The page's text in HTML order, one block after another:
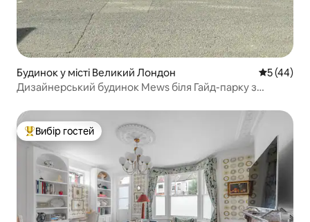
Будинок у місті Великий Лондон Середня
5 (44)
Дизайнерський будинок Mews біля Гайд-парку з
Топ вибір гостей
Вибір гостей